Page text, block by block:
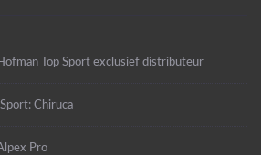
Top Sport exclusief distributeur
Chiruca
Pro